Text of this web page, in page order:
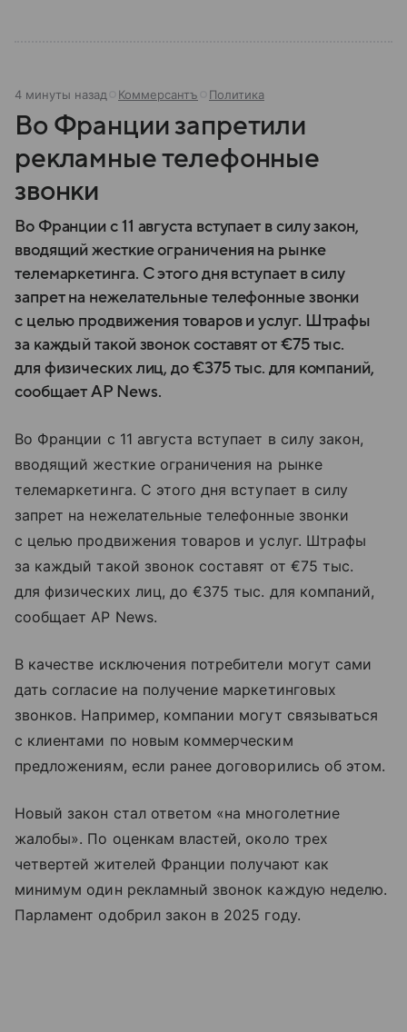
4 минуты назад Коммерсантъ Политика
Во Франции запретили
рекламные телефонные
звонки
Во Франции с 11 августа вступает в силу закон,
вводящий жесткие ограничения на рынке
телемаркетинга. С этого дня вступает в силу
запрет на нежелательные телефонные звонки
с целью продвижения товаров и услуг. Штрафы
за каждый такой звонок составят от €75 тыс.
для физических лиц, до €375 тыс. для компаний,
сообщает AP News.
Во Франции с 11 августа вступает в силу закон,
вводящий жесткие ограничения на рынке
телемаркетинга. С этого дня вступает в силу
запрет на нежелательные телефонные звонки
с целью продвижения товаров и услуг. Штрафы
за каждый такой звонок составят от €75 тыс.
для физических лиц, до €375 тыс. для компаний,
сообщает AP News.
В качестве исключения потребители могут сами
дать согласие на получение маркетинговых
звонков. Например, компании могут связываться
с клиентами по новым коммерческим
предложениям, если ранее договорились об этом.
Новый закон стал ответом «на многолетние
жалобы». По оценкам властей, около трех
четвертей жителей Франции получают как
минимум один рекламный звонок каждую неделю.
Парламент одобрил закон в 2025 году.